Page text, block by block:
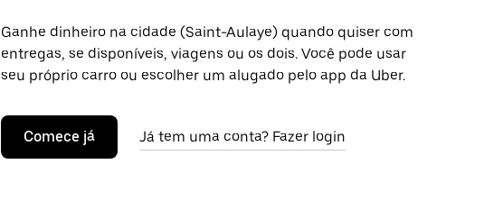
Ganhe dinheiro na cidade (Saint-Aulaye) quando quiser com
entregas, se disponíveis, viagens ou os dois. Você pode usar
seu próprio carro ou escolher um alugado pelo app da Uber.
Comece já Já tem uma conta? Fazer login